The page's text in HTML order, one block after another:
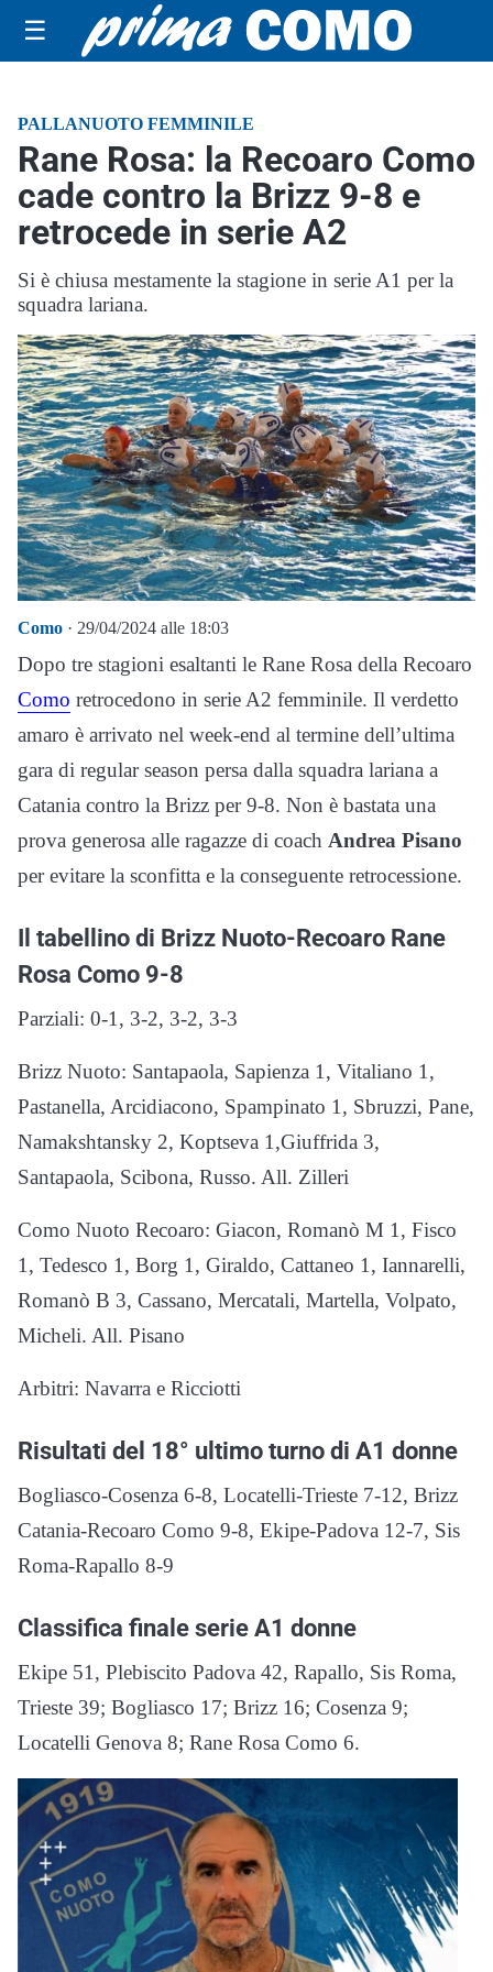
☰
PALLANUOTO FEMMINILE
Rane Rosa: la Recoaro Como
cade contro la Brizz 9-8 e
retrocede in serie A2
Si è chiusa mestamente la stagione in serie A1 per la
squadra lariana.
Como · 29/04/2024 alle 18:03
Dopo tre stagioni esaltanti le Rane Rosa della Recoaro
Como retrocedono in serie A2 femminile. Il verdetto
amaro è arrivato nel week-end al termine dell’ultima
gara di regular season persa dalla squadra lariana a
Catania contro la Brizz per 9-8. Non è bastata una
prova generosa alle ragazze di coach Andrea Pisano
per evitare la sconfitta e la conseguente retrocessione.
Il tabellino di Brizz Nuoto-Recoaro Rane
Rosa Como 9-8
Parziali: 0-1, 3-2, 3-2, 3-3
Brizz Nuoto: Santapaola, Sapienza 1, Vitaliano 1,
Pastanella, Arcidiacono, Spampinato 1, Sbruzzi, Pane,
Namakshtansky 2, Koptseva 1,Giuffrida 3,
Santapaola, Scibona, Russo. All. Zilleri
Como Nuoto Recoaro: Giacon, Romanò M 1, Fisco
1, Tedesco 1, Borg 1, Giraldo, Cattaneo 1, Iannarelli,
Romanò B 3, Cassano, Mercatali, Martella, Volpato,
Micheli. All. Pisano
Arbitri: Navarra e Ricciotti
Risultati del 18° ultimo turno di A1 donne
Bogliasco-Cosenza 6-8, Locatelli-Trieste 7-12, Brizz
Catania-Recoaro Como 9-8, Ekipe-Padova 12-7, Sis
Roma-Rapallo 8-9
Classifica finale serie A1 donne
Ekipe 51, Plebiscito Padova 42, Rapallo, Sis Roma,
Trieste 39; Bogliasco 17; Brizz 16; Cosenza 9;
Locatelli Genova 8; Rane Rosa Como 6.